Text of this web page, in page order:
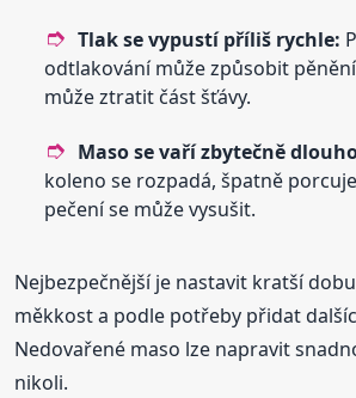
Tlak se vypustí příliš rychle:
odtlakování může způsobit
může ztratit část šťávy.
Maso se vaří zbytečně
koleno se rozpadá, špatně
pečení se může vysušit.
Nejbezpečnější je nastavit kratší
měkkost a podle potřeby přidat
Nedovařené maso lze napravit
nikoli.